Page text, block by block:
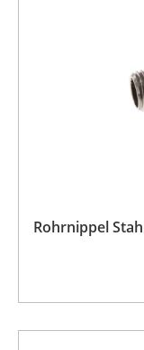
Rohrnippel